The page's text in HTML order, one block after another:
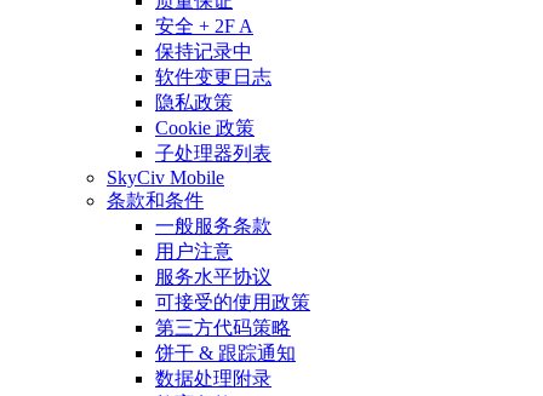
安全 + 2F A
保持记录中
软件变更日志
隐私政策
Cookie 政策
子处理器列表
SkyCiv Mobile
条款和条件
一般服务条款
用户注意
服务水平协议
可接受的使用政策
第三方代码策略
饼干 & 跟踪通知
数据处理附录